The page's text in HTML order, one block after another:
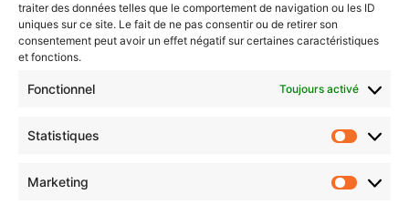
traiter des données telles que le comportement de navigation ou les ID
uniques sur ce site. Le fait de ne pas consentir ou de retirer son
consentement peut avoir un effet négatif sur certaines caractéristiques
et fonctions.
Fonctionnel Toujours activé
Statistiques
Marketing
Choisissez : matin, soir ou hebdo ?
votre